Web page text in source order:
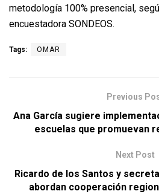
metodología 100% presencial,
encuestadora SONDEOS.
Tags: OMAR
Previous
Ana García sugiere
escuelas que promuevan
Next Post
Ricardo de los Santos y
abordan cooperación